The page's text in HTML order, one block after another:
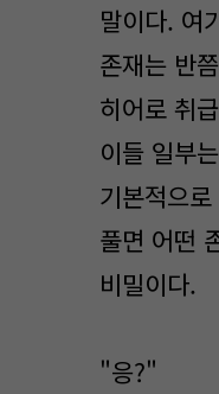
말이다. 여
존재는 반
히어로 취
이들 일부
기본적으
풀면 어떤
비밀이다.
"응?"